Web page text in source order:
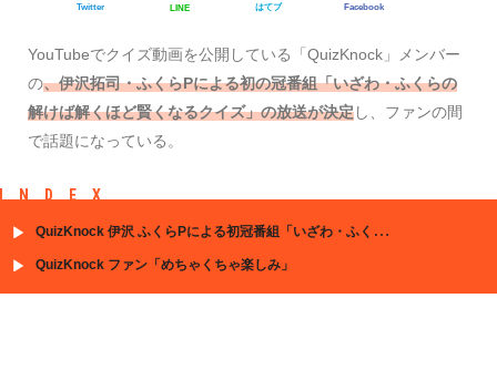
Twitter LINE はてブ Facebook
YouTubeでクイズ動画を公開している「QuizKnock」メンバー
の、伊沢拓司・ふくらPによる初の冠番組「いざわ・ふくらの
解けば解くほど賢くなるクイズ」の放送が決定し、ファンの間
で話題になっている。
INDEX
QuizKnock 伊沢 ふくらPによる初冠番組「いざわ・ふくらの解けば解くほど賢くなるクイズ」放送決定
QuizKnock ファン「めちゃくちゃ楽しみ」